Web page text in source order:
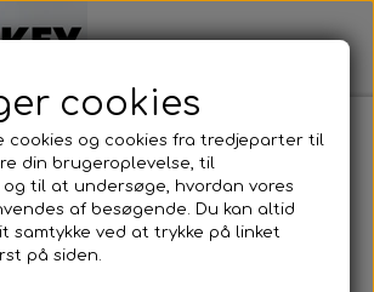
nøgler Honda Honda
cookies
cookies og cookies fra tredjeparter til
din brugeroplevelse, til
og til at undersøge, hvordan vores
af besøgende. Du kan altid
samtykke ved at trykke på linket
på siden.